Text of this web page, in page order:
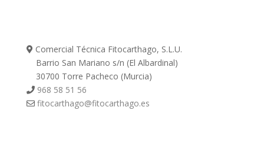
Comercial Técnica Fitocarthago, S.L.U.
Barrio San Mariano s/n (El Albardinal)
30700 Torre Pacheco (Murcia)
968 58 51 56
fitocarthago@fitocarthago.es